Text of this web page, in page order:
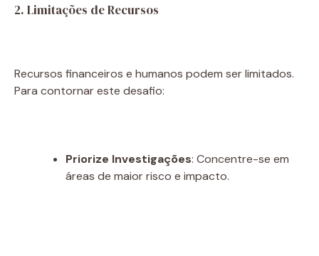
2. Limitações de Recursos
Recursos financeiros e humanos podem ser limitados.
Para contornar este desafio:
Priorize Investigações: Concentre-se em
áreas de maior risco e impacto.